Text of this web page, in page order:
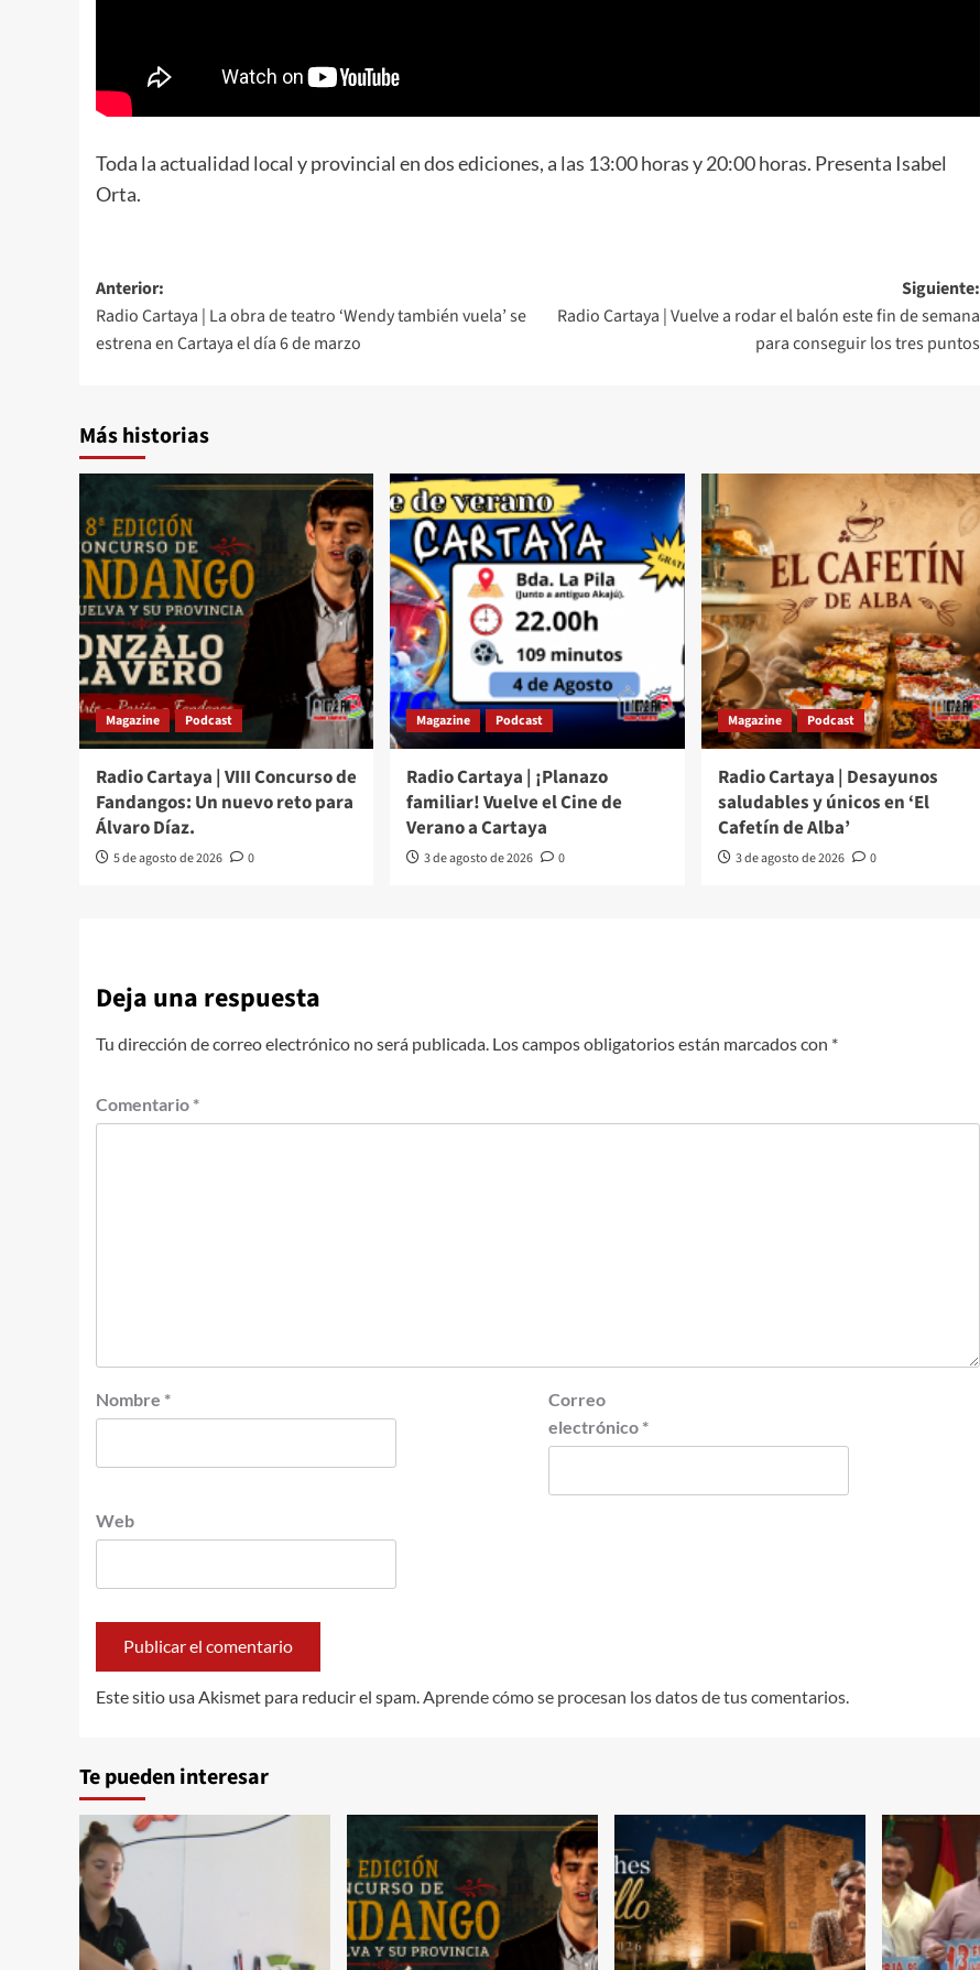
Toda la actualidad local y provincial en dos ediciones, a las 13:00 horas y 20:00 horas. Presenta Isabel
Orta.
Anterior:
Radio Cartaya | La obra de teatro ‘Wendy también vuela’ se
estrena en Cartaya el día 6 de marzo
Siguiente:
Radio Cartaya | Vuelve a rodar el balón este fin de semana
para conseguir los tres puntos
Más historias
Magazine Podcast
Radio Cartaya | VIII Concurso de
Fandangos: Un nuevo reto para
Álvaro Díaz.
5 de agosto de 2026 0
Magazine Podcast
Radio Cartaya | ¡Planazo
familiar! Vuelve el Cine de
Verano a Cartaya
3 de agosto de 2026 0
Magazine Podcast
Radio Cartaya | Desayunos
saludables y únicos en ‘El
Cafetín de Alba’
3 de agosto de 2026 0
Deja una respuesta
Tu dirección de correo electrónico no será publicada. Los campos obligatorios están marcados con *
Comentario *
Nombre *
Correo
electrónico *
Web
Este sitio usa Akismet para reducir el spam. Aprende cómo se procesan los datos de tus comentarios.
Te pueden interesar